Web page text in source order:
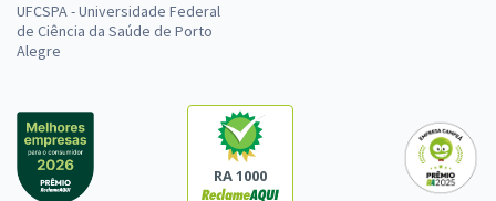
UFCSPA - Universidade Federal
de Ciência da Saúde de Porto
Alegre
RA 1000